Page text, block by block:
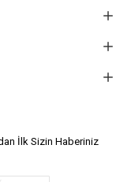
İlk Sizin Haberiniz